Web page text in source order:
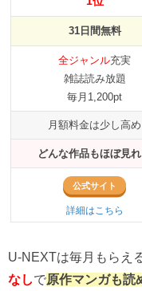
31日間無料
全ジャンル充実
雑誌読み放題
毎月1,200pt
月額料金は少し高め
どんな作品もほぼ見
公式サイト
詳細はこちら
U-NEXTは毎月もらえ
なしで原作マンガも読